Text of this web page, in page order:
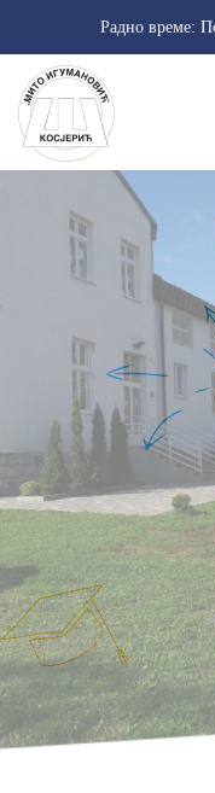
Радно време: